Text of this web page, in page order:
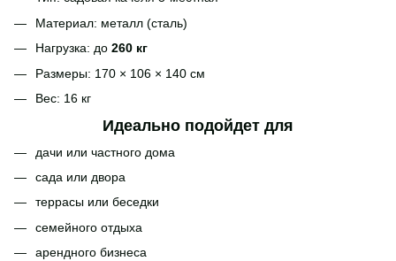
Материал: металл (сталь)
Нагрузка: до 260 кг
Размеры: 170 × 106 × 140 см
Вес: 16 кг
Идеально подойдет для
дачи или частного дома
сада или двора
террасы или беседки
семейного отдыха
арендного бизнеса